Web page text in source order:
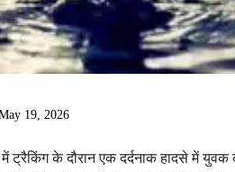
19, 2026
ट्रैकिंग के दौरान एक दर्दनाक हादसे में